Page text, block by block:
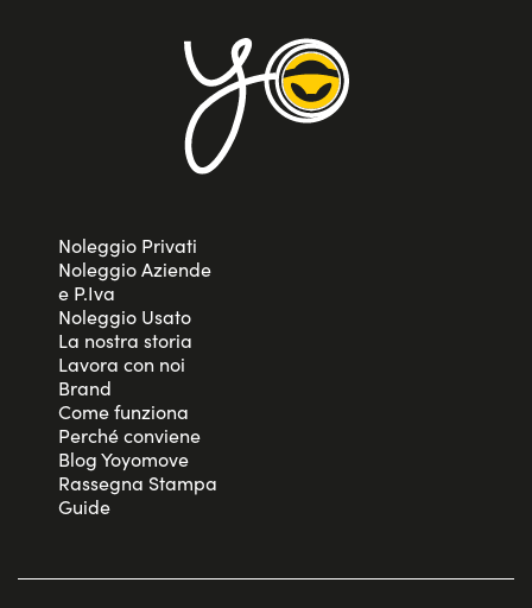
Noleggio Privati
Noleggio Aziende
e P.Iva
Noleggio Usato
La nostra storia
Lavora con noi
Brand
Come funziona
Perché conviene
Blog Yoyomove
Rassegna Stampa
Guide